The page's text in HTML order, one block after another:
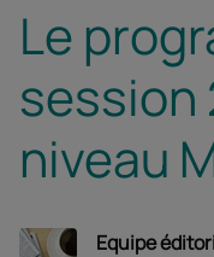
Le
session
niveau
Equipe